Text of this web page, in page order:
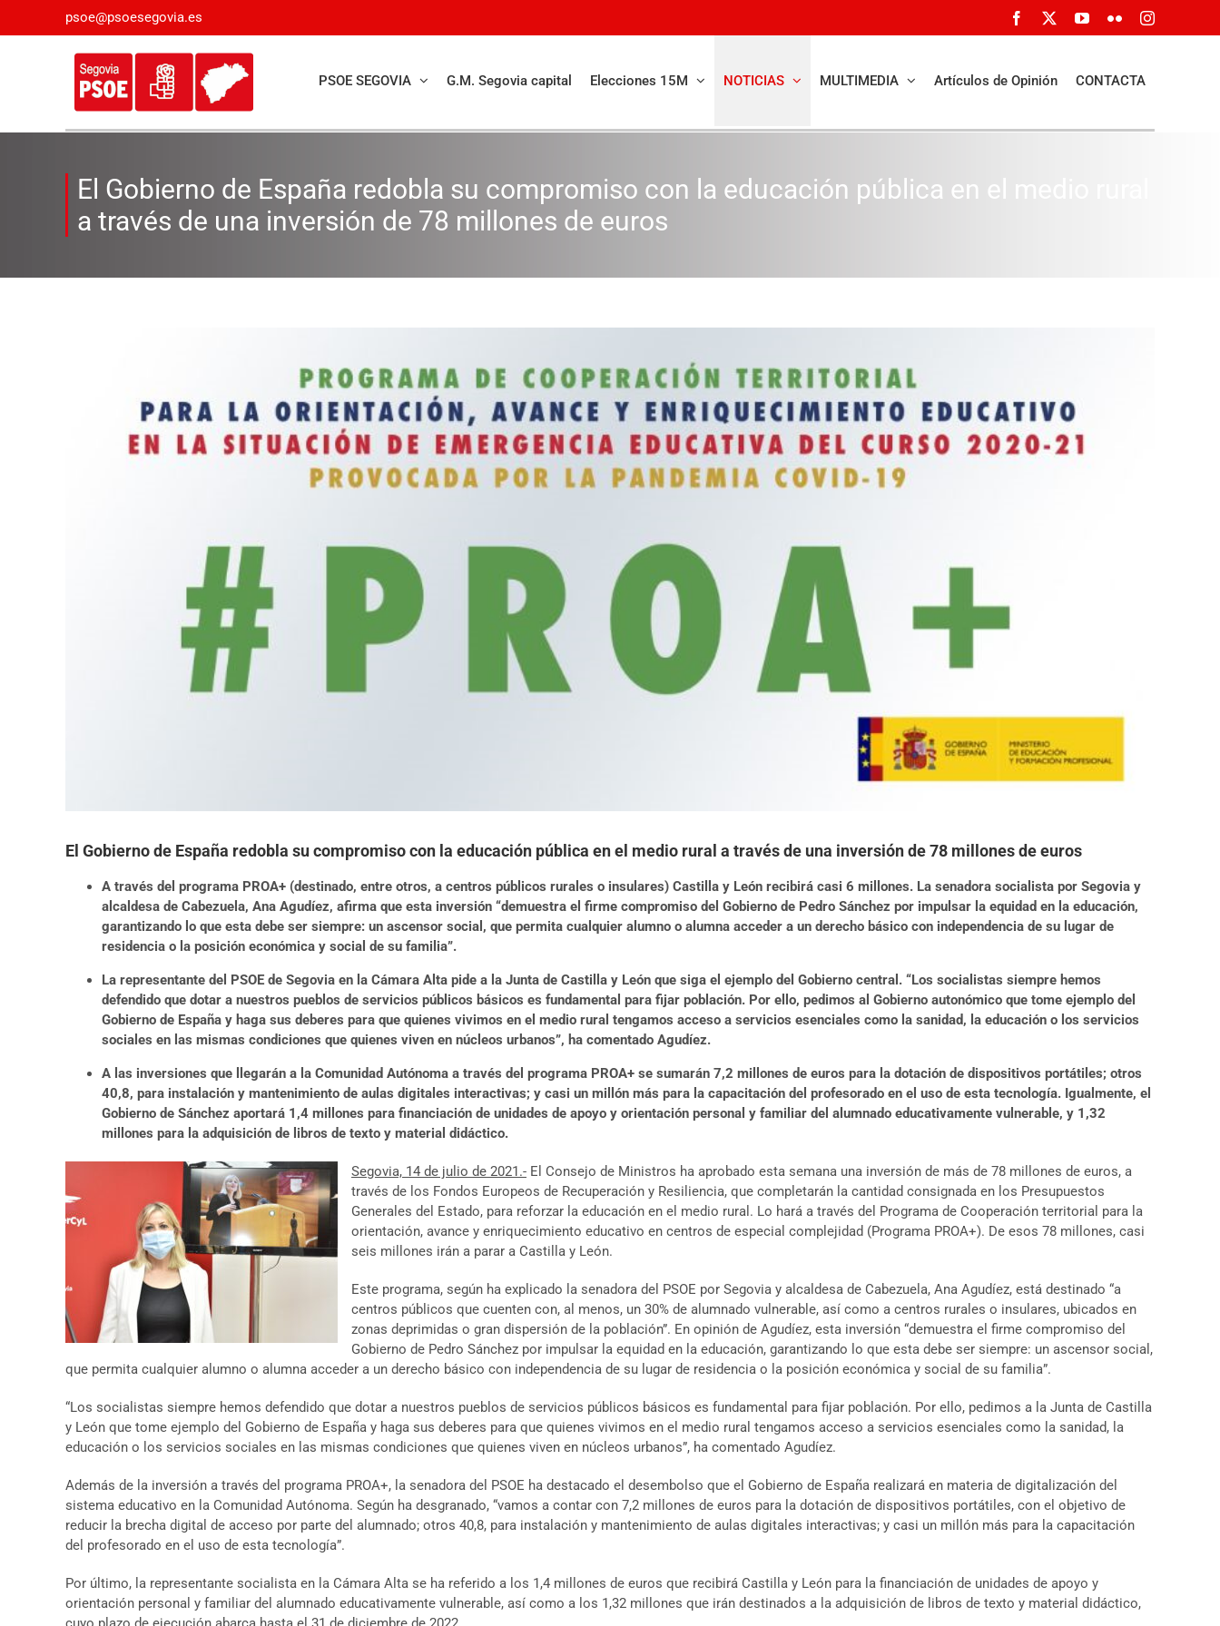
psoe@psoesegovia.es Facebook YouTube
FlickrInstagram
PSOE SEGOVIA G.M. Segovia capital Elecciones 15M NOTICIAS MULTIMEDIA Artículos de Opinión CONTACTA
El Gobierno de España redobla su compromiso con la educación pública en el medio rural
a través de una inversión de 78 millones de euros
El Gobierno de España redobla su compromiso con la educación pública en el medio rural a través de una inversión de 78 millones de euros
A través del programa PROA+ (destinado, entre otros, a centros públicos rurales o insulares) Castilla y León recibirá casi 6 millones. La senadora socialista por Segovia y
alcaldesa de Cabezuela, Ana Agudíez, afirma que esta inversión “demuestra el firme compromiso del Gobierno de Pedro Sánchez por impulsar la equidad en la educación,
garantizando lo que esta debe ser siempre: un ascensor social, que permita cualquier alumno o alumna acceder a un derecho básico con independencia de su lugar de
residencia o la posición económica y social de su familia”.
La representante del PSOE de Segovia en la Cámara Alta pide a la Junta de Castilla y León que siga el ejemplo del Gobierno central. “Los socialistas siempre hemos
defendido que dotar a nuestros pueblos de servicios públicos básicos es fundamental para fijar población. Por ello, pedimos al Gobierno autonómico que tome ejemplo del
Gobierno de España y haga sus deberes para que quienes vivimos en el medio rural tengamos acceso a servicios esenciales como la sanidad, la educación o los servicios
sociales en las mismas condiciones que quienes viven en núcleos urbanos”, ha comentado Agudíez.
A las inversiones que llegarán a la Comunidad Autónoma a través del programa PROA+ se sumarán 7,2 millones de euros para la dotación de dispositivos portátiles; otros
40,8, para instalación y mantenimiento de aulas digitales interactivas; y casi un millón más para la capacitación del profesorado en el uso de esta tecnología. Igualmente, el
Gobierno de Sánchez aportará 1,4 millones para financiación de unidades de apoyo y orientación personal y familiar del alumnado educativamente vulnerable, y 1,32
millones para la adquisición de libros de texto y material didáctico.
Segovia, 14 de julio de 2021.- El Consejo de Ministros ha aprobado esta semana una inversión de más de 78 millones de euros, a
través de los Fondos Europeos de Recuperación y Resiliencia, que completarán la cantidad consignada en los Presupuestos
Generales del Estado, para reforzar la educación en el medio rural. Lo hará a través del Programa de Cooperación territorial para la
orientación, avance y enriquecimiento educativo en centros de especial complejidad (Programa PROA+). De esos 78 millones, casi
seis millones irán a parar a Castilla y León.
Este programa, según ha explicado la senadora del PSOE por Segovia y alcaldesa de Cabezuela, Ana Agudíez, está destinado “a
centros públicos que cuenten con, al menos, un 30% de alumnado vulnerable, así como a centros rurales o insulares, ubicados en
zonas deprimidas o gran dispersión de la población”. En opinión de Agudíez, esta inversión “demuestra el firme compromiso del
Gobierno de Pedro Sánchez por impulsar la equidad en la educación, garantizando lo que esta debe ser siempre: un ascensor social,
que permita cualquier alumno o alumna acceder a un derecho básico con independencia de su lugar de residencia o la posición económica y social de su familia”.
“Los socialistas siempre hemos defendido que dotar a nuestros pueblos de servicios públicos básicos es fundamental para fijar población. Por ello, pedimos a la Junta de Castilla
y León que tome ejemplo del Gobierno de España y haga sus deberes para que quienes vivimos en el medio rural tengamos acceso a servicios esenciales como la sanidad, la
educación o los servicios sociales en las mismas condiciones que quienes viven en núcleos urbanos”, ha comentado Agudíez.
Además de la inversión a través del programa PROA+, la senadora del PSOE ha destacado el desembolso que el Gobierno de España realizará en materia de digitalización del
sistema educativo en la Comunidad Autónoma. Según ha desgranado, “vamos a contar con 7,2 millones de euros para la dotación de dispositivos portátiles, con el objetivo de
reducir la brecha digital de acceso por parte del alumnado; otros 40,8, para instalación y mantenimiento de aulas digitales interactivas; y casi un millón más para la capacitación
del profesorado en el uso de esta tecnología”.
Por último, la representante socialista en la Cámara Alta se ha referido a los 1,4 millones de euros que recibirá Castilla y León para la financiación de unidades de apoyo y
orientación personal y familiar del alumnado educativamente vulnerable, así como a los 1,32 millones que irán destinados a la adquisición de libros de texto y material didáctico,